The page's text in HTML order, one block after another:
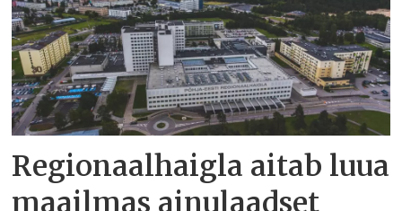
Regionaalhaigla aitab luua
maailmas ainulaadset